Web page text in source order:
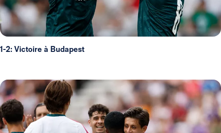
1-2: Victoire à Budapest